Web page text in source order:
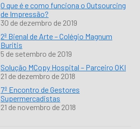
O que é e como funciona o Outsourcing
de Impressão?
30 de dezembro de 2019
2ª Bienal de Arte – Colégio Magnum
Buritis
5 de setembro de 2019
Solução MCopy Hospital – Parceiro OKI
21 de dezembro de 2018
7º Encontro de Gestores
Supermercadistas
21 de novembro de 2018